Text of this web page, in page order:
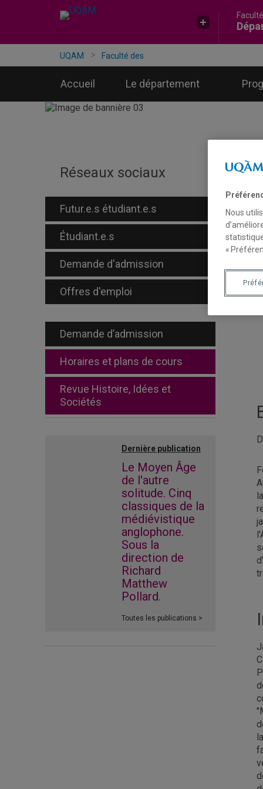
Accéder
la
recherche
Accéder
menu
pricipal
Accéder
la
zone
centrale
UQAM Faculté des sciences humaines
Accueil Le département
Réseaux sociaux
Futur.e.s étudiant.e.s
Étudiant.e.s
Demande d'admission
Offres d'emploi
Demande d’admission
Horaires et plans de cours
Revue Histoire, Idées et
Sociétés
Dernière publication
Le Moyen Âge
de l'autre
solitude. Cinq
classiques de la
médiévistique
anglophone.
Sous la
direction de
Richard
Matthew
Pollard.
Toutes les publications >
Nous
«